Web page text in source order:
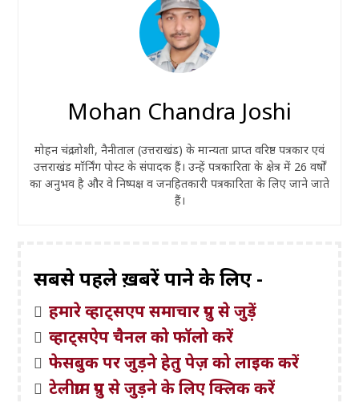
Mohan Chandra Joshi
मोहन चंद्र जोशी, नैनीताल (उत्तराखंड) के मान्यता प्राप्त वरिष्ठ पत्रकार एवं
उत्तराखंड मॉर्निंग पोस्ट के संपादक हैं। उन्हें पत्रकारिता के क्षेत्र में 26 वर्षों
का अनुभव है और वे निष्पक्ष व जनहितकारी पत्रकारिता के लिए जाने जाते
हैं।
सबसे पहले ख़बरें पाने के लिए -
हमारे व्हाट्सएप समाचार ग्रुप से जुड़ें
व्हाट्सऐप चैनल को फॉलो करें
फेसबुक पर जुड़ने हेतु पेज़ को लाइक करें
टेलीग्राम ग्रुप से जुड़ने के लिए क्लिक करें